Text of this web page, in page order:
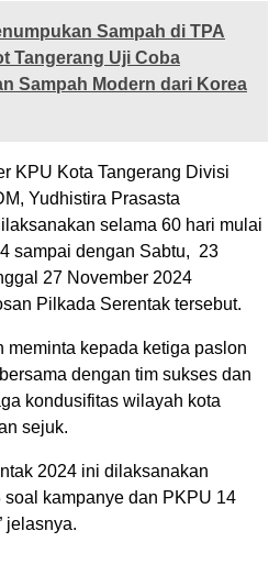
Sampah di TPA
Tangerang Uji Coba
Sampah Modern dari Korea
KPU Kota Tangerang Divisi
Yudhistira Prasasta
selama 60 hari mulai
sampai dengan Sabtu, 23
27 November 2024
Pilkada Serentak tersebut.
meminta kepada ketiga paslon
dengan tim sukses dan
kondusifitas wilayah kota
sejuk.
2024 ini dilaksanakan
kampanye dan PKPU 14
jelasnya.